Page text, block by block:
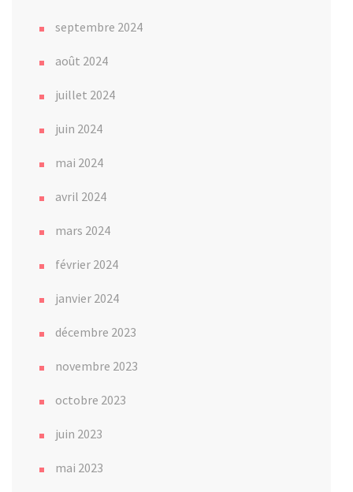
septembre 2024
août 2024
juillet 2024
juin 2024
mai 2024
avril 2024
mars 2024
février 2024
janvier 2024
décembre 2023
novembre 2023
octobre 2023
juin 2023
mai 2023